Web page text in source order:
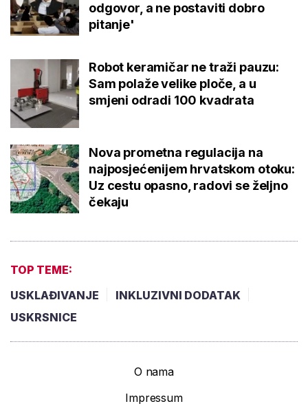
odgovor, a ne postaviti dobro
pitanje'
Robot keramičar ne traži pauzu:
Sam polaže velike ploče, a u
smjeni odradi 100 kvadrata
Nova prometna regulacija na
najposjećenijem hrvatskom otoku:
Uz cestu opasno, radovi se željno
čekaju
TOP TEME:
USKLAĐIVANJE
INKLUZIVNI DODATAK
USKRSNICE
O nama
Impressum